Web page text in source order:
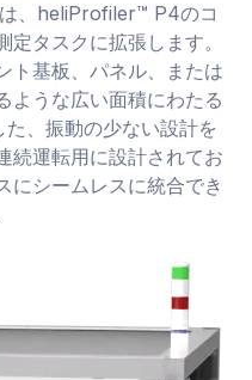
、heliProfiler™ P4のコ
タスクに拡張します。
ト基板、パネル、または
ような広い面積にわたる
、振動の少ない設計を
続運転用に設計されてお
にシームレスに統合でき